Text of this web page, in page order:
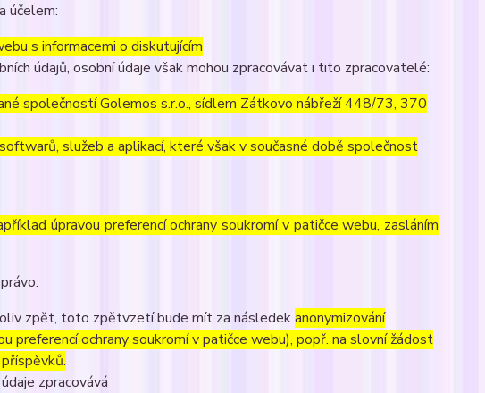
účelem:
s informacemi o diskutujícím
údajů, osobní údaje však mohou zpracovávat i tito zpracovatelé:
společností Golemos s.r.o., sídlem Zátkovo nábřeží 448/73, 370
služeb a aplikací, které však v současné době společnost
úpravou preferencí ochrany soukromí v patičce webu, zasláním
zpět, toto zpětvzetí bude mít za následekanonymizování
preferencí ochrany soukromí v patičce webu), popř. na slovní žádost
zpracovává